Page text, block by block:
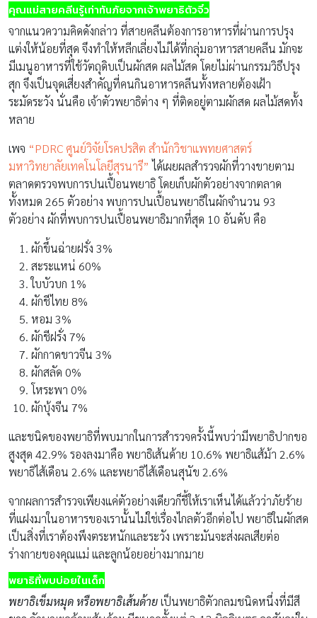
คุณแม่สายคลีนรู้เท่าทันภัยจากเจ้าพยาธิตัวจิ๋ว
จากแนวความคิดดังกล่าว ที่สายคลีนต้องการอาหารที่ผ่านการปรุง
แต่งให้น้อยที่สุด จึงทำให้หลีกเลี่ยงไม่ได้ที่กลุ่มอาหารสายคลีน มักจะ
มีเมนูอาหารที่ใช้วัตถุดิบเป็นผักสด ผลไม้สด โดยไม่ผ่านกรรมวิธีปรุง
สุก จึงเป็นจุดเสี่ยงสำคัญที่คนกินอาหารคลีนทั้งหลายต้องเฝ้า
ระมัดระวัง นั่นคือ เจ้าตัวพยาธิต่าง ๆ ที่ติดอยู่ตามผักสด ผลไม้สดทั้ง
หลาย
เพจ “PDRC ศูนย์วิจัยโรคปรสิต สำนักวิชาแพทยศาสตร์
มหาวิทยาลัยเทคโนโลยีสุรนารี” ได้เผยผลสำรวจผักที่วางขายตาม
ตลาดตรวจพบการปนเปื้อนพยาธิ โดยเก็บผักตัวอย่างจากตลาด
ทั้งหมด 265 ตัวอย่าง พบการปนเปื้อนพยาธิในผักจำนวน 93
ตัวอย่าง ผักที่พบการปนเปื้อนพยาธิมากที่สุด 10 อันดับ คือ
ผักขึ้นฉ่ายฝรั่ง 3%
สะระแหน่ 60%
ใบบัวบก 1%
ผักชีไทย 8%
หอม 3%
ผักชีฝรั่ง 7%
ผักกาดขาวจีน 3%
ผักสลัด 0%
โหระพา 0%
ผักบุ้งจีน 7%
และชนิดของพยาธิที่พบมากในการสำรวจครั้งนี้พบว่ามีพยาธิปากขอ
สูงสุด 42.9% รองลงมาคือ พยาธิเส้นด้าย 10.6% พยาธิแส้ม้า 2.6%
พยาธิไส้เดือน 2.6% และพยาธิไส้เดือนสุนัข 2.6%
จากผลการสำรวจเพียงแค่ตัวอย่างเดียวก็ชี้ให้เราเห็นได้แล้วว่าภัยร้าย
ที่แฝงมาในอาหารของเรานั้นไม่ใช่เรื่องไกลตัวอีกต่อไป พยาธิในผักสด
เป็นสิ่งที่เราต้องพึงตระหนักและระวัง เพราะมันจะส่งผลเสียต่อ
ร่างกายของคุณแม่ และลูกน้อยอย่างมากมาย
พยาธิที่พบบ่อยในเด็ก
พยาธิเข็มหมุด หรือพยาธิเส้นด้ายเป็นพยาธิตัวกลมชนิดหนึ่งที่มีสี